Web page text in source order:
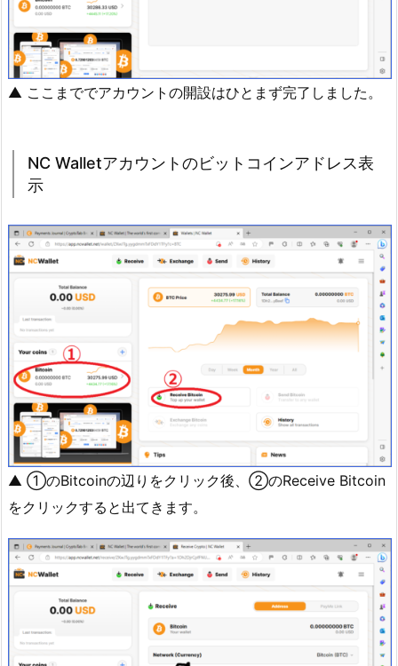
▲ ここまででアカウントの開設はひとまず完了しました。
NC Walletアカウントのビットコインアドレス表
示
▲ ①のBitcoinの辺りをクリック後、②のReceive Bitcoin
をクリックすると出てきます。